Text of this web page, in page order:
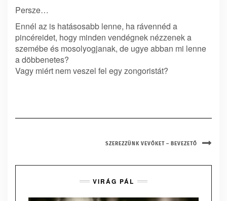
Persze…
Ennél az is hatásosabb lenne, ha rávennéd a
pincéreidet, hogy minden vendégnek nézzenek a
szemébe és mosolyogjanak, de ugye abban mi lenne
a döbbenetes?
Vagy miért nem veszel fel egy zongoristát?
SZEREZZÜNK VEVŐKET – BEVEZETŐ
VIRÁG PÁL